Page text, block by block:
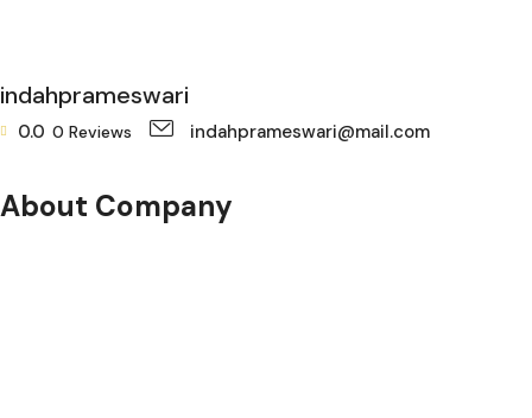
indahprameswari
0.0 0 Reviews indahprameswari@mail.com
About Company